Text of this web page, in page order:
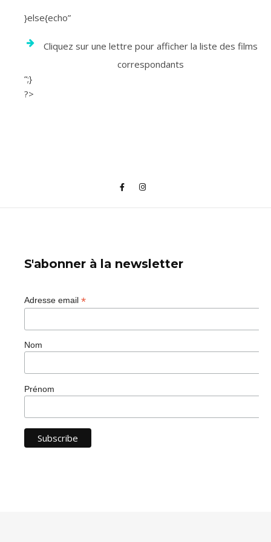
}else{echo”
Cliquez sur une lettre pour afficher la liste des films
correspondants
“;}
?>
S'abonner à la newsletter
Adresse email *
Nom
Prénom